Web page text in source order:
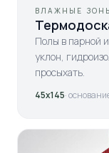
ВЛАЖНЫЕ
Полы в парной
уклон,
просыхать.
45х145·